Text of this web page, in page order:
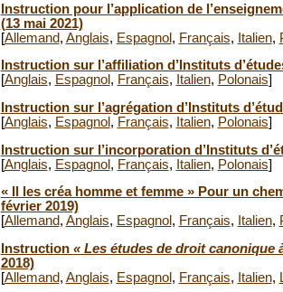
Instruction pour l’application de
(13 mai 2021)
[Allemand, Anglais, Espagnol, Français, Italien,
Instruction sur l’affiliation d’Instituts
[Anglais, Espagnol , Français, Italien, Polonais]
Instruction sur l’agrégation d’Instituts
[Anglais, Espagnol , Français, Italien, Polonais]
Instruction sur l’incorporation d’Instituts
[Anglais, Espagnol, Français, Italien, Polonais]
« Il les créa homme et femme » Pour un
février 2019)
[Allemand, Anglais, Espagnol , Français, Italien,
Instruction « Les études de droit canonique
2018)
[Allemand, Anglais, Espagnol , Français, Italien,